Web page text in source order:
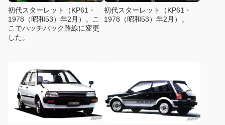
初代スターレット（KP61・
1978（昭和53）年2月）。こ
こでハッチバック路線に変更
した。
初代スターレット（KP61・
1978（昭和53）年2月）。